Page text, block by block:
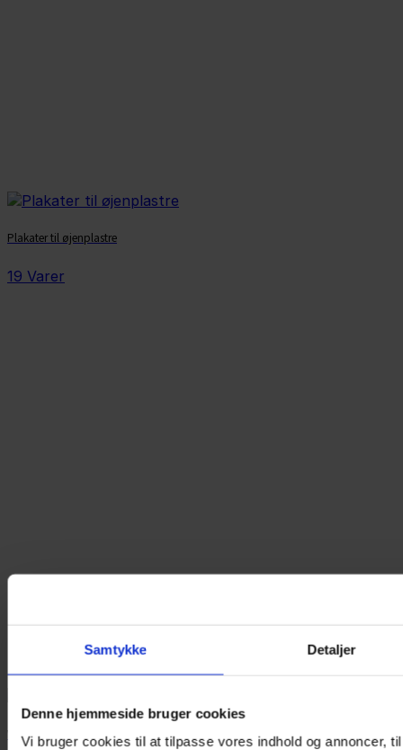
Samtykke Detaljer
Denne hjemmeside bruger cookies
Vi bruger cookies til at tilpasse vores indhold og annoncer,
Plakater til øjenplastre
19 Varer
Visuelle ure